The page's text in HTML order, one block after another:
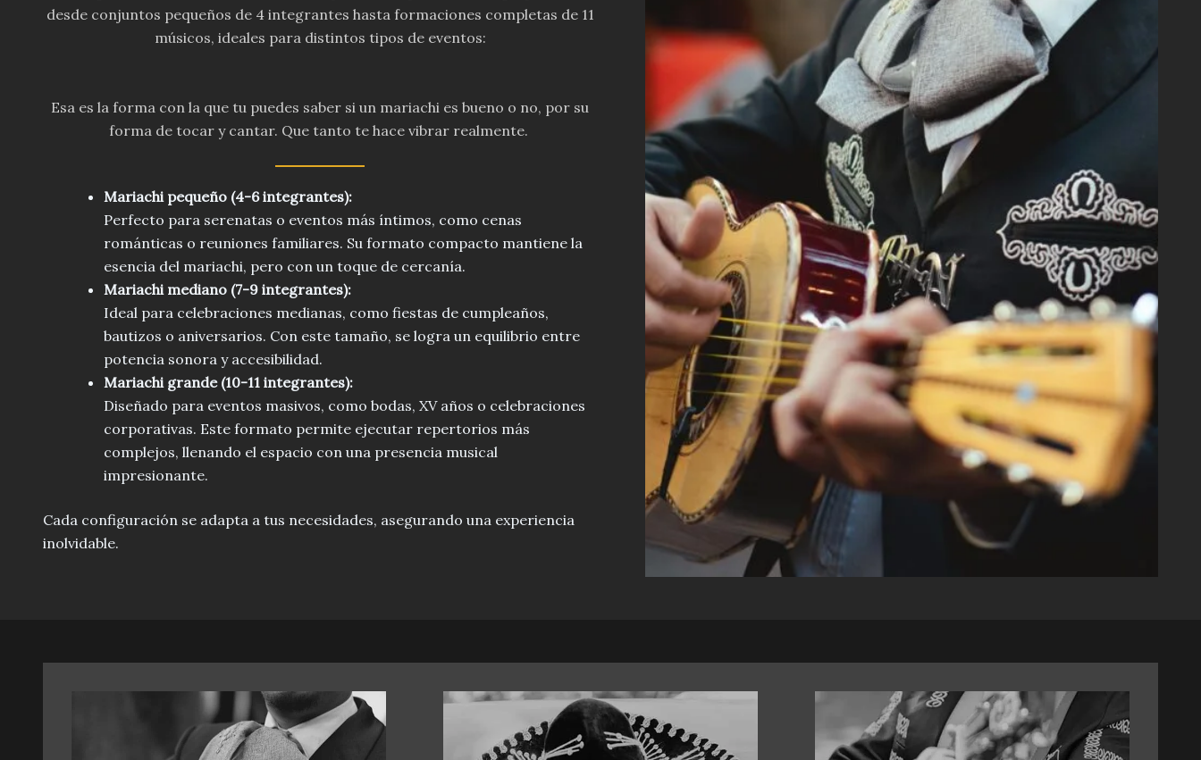
desde conjuntos pequeños de 4 integrantes hasta formaciones completas de 11
músicos, ideales para distintos tipos de eventos:
Esa es la forma con la que tu puedes saber si un mariachi es bueno o no, por su
forma de tocar y cantar. Que tanto te hace vibrar realmente.
Mariachi pequeño (4-6 integrantes):
Perfecto para serenatas o eventos más íntimos, como cenas
románticas o reuniones familiares. Su formato compacto mantiene la
esencia del mariachi, pero con un toque de cercanía.
Mariachi mediano (7-9 integrantes):
Ideal para celebraciones medianas, como fiestas de cumpleaños,
bautizos o aniversarios. Con este tamaño, se logra un equilibrio entre
potencia sonora y accesibilidad.
Mariachi grande (10-11 integrantes):
Diseñado para eventos masivos, como bodas, XV años o celebraciones
corporativas. Este formato permite ejecutar repertorios más
complejos, llenando el espacio con una presencia musical
impresionante.
Cada configuración se adapta a tus necesidades, asegurando una experiencia
inolvidable.